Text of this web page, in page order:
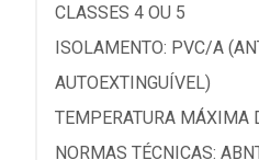
CLASSES 4 OU 5
ISOLAMENTO: PVC/A
AUTOEXTINGUÍVEL)
TEMPERATURA MÁXIMA
NORMAS TÉCNICAS: